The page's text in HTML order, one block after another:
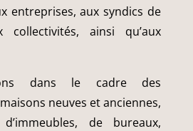
entreprises, aux syndics de
collectivités, ainsi qu’aux
dans le cadre des
neuves et anciennes,
d’immeubles, de bureaux,